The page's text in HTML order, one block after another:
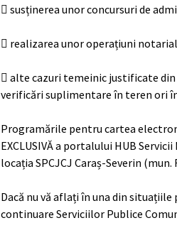
 susținerea unor concursuri de
 realizarea unor operațiuni
 alte cazuri temeinic justificate
verificări suplimentare în teren ori
Programările pentru cartea
EXCLUSIVĂ a portalului HUB Servicii
locația SPCJCJ Caraș-Severin (mun.
Dacă nu vă aflați în una din
continuare Serviciilor Publice